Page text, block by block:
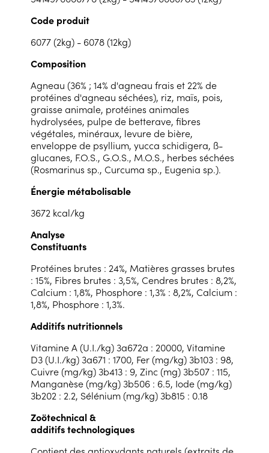
Code produit
6077 (2kg) - 6078 (12kg)
Composition
Agneau (36% ; 14% d'agneau frais et 22% de
protéines d'agneau séchées), riz, maïs, pois,
graisse animale, protéines animales
hydrolysées, pulpe de betterave, fibres
végétales, minéraux, levure de bière,
enveloppe de psyllium, yucca schidigera, ß-
glucanes, F.O.S., G.O.S., M.O.S., herbes séchées
(Rosmarinus sp., Curcuma sp., Eugenia sp.).
Énergie métabolisable
3672 kcal/kg
Analyse
Constituants
Protéines brutes : 24%, Matières grasses brutes
: 15%, Fibres brutes : 3,5%, Cendres brutes : 8,2%,
Calcium : 1,8%, Phosphore : 1,3% : 8,2%, Calcium :
1,8%, Phosphore : 1,3%.
Additifs nutritionnels
Vitamine A (U.I./kg) 3a672a : 20000, Vitamine
D3 (U.I./kg) 3a671 : 1700, Fer (mg/kg) 3b103 : 98,
Cuivre (mg/kg) 3b413 : 9, Zinc (mg) 3b507 : 115,
Manganèse (mg/kg) 3b506 : 6.5, Iode (mg/kg)
3b202 : 2.2, Sélénium (mg/kg) 3b815 : 0.18
Zoötechnical &
additifs technologiques